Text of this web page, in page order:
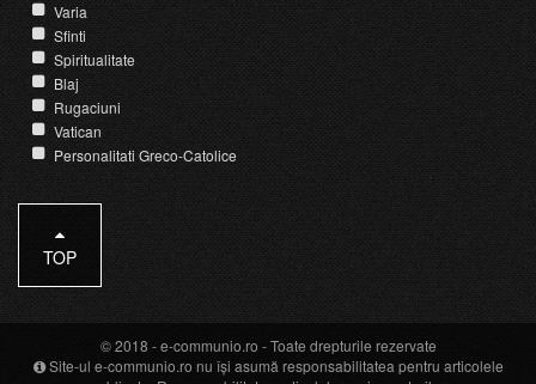
Varia
Sfinti
Spiritualitate
Blaj
Rugaciuni
Vatican
Personalitati Greco-Catolice
TOP
© 2018 -e-communio.ro - Toate drepturile rezervate
Site-ul e-communio.ro nu își asumă responsabilitatea pentru articolele